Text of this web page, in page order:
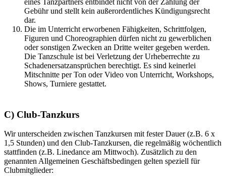
Gebühr und stellt kein außerordentliches Kündigungsrecht
dar.
Die im Unterricht erworbenen Fähigkeiten, Schrittfolgen,
Figuren und Choreographien dürfen nicht zu gewerblichen
oder sonstigen Zwecken an Dritte weiter gegeben werden.
Die Tanzschule ist bei Verletzung der Urheberrechte zu
Schadenersatzansprüchen berechtigt. Es sind keinerlei
Mitschnitte per Ton oder Video von Unterricht, Workshops,
Shows, Turniere gestattet.
C) Club-Tanzkurs
Wir unterscheiden zwischen Tanzkursen mit fester Dauer (z.B. 6 x
1,5 Stunden) und den Club-Tanzkursen, die regelmäßig wöchentlich
stattfinden (z.B. Linedance am Mittwoch). Zusätzlich zu den
genannten Allgemeinen Geschäftsbedingen gelten speziell für
Clubmitglieder: